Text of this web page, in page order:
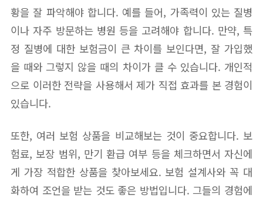
황을 잘 파악해야 합니다. 예를 들어, 가족력이 있는 질병
이나 자주 방문하는 병원 등을 고려해야 합니다. 만약, 특
정 질병에 대한 보험금이 큰 차이를 보인다면, 잘 가입했
을 때와 그렇지 않을 때의 차이가 클 수 있습니다. 개인적
으로 이러한 전략을 사용해서 제가 직접 효과를 본 경험이
있습니다.
또한, 여러 보험 상품을 비교해보는 것이 중요합니다. 보
험료, 보장 범위, 만기 환급 여부 등을 체크하면서 자신에
게 가장 적합한 상품을 찾아보세요. 보험 설계사와 꼭 대
화하여 조언을 받는 것도 좋은 방법입니다. 그들의 경험에